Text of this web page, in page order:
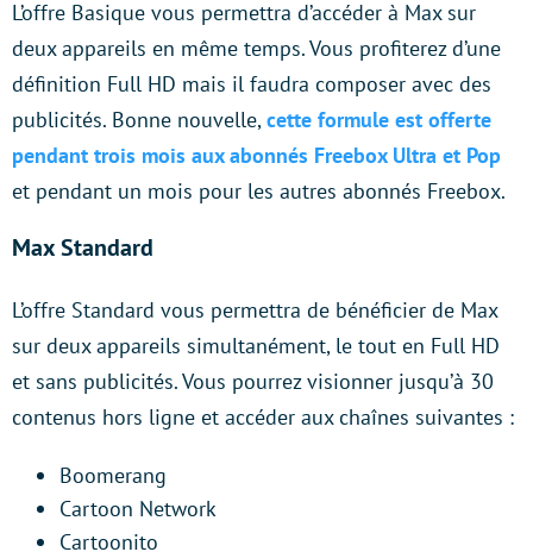
L’offre Basique vous permettra d’accéder à Max sur
deux appareils en même temps. Vous profiterez d’une
définition Full HD mais il faudra composer avec des
publicités. Bonne nouvelle,cette formule est offerte
pendant trois mois aux abonnés Freebox Ultra et Pop
et pendant un mois pour les autres abonnés Freebox.
Max Standard
L’offre Standard vous permettra de bénéficier de Max
sur deux appareils simultanément, le tout en Full HD
et sans publicités. Vous pourrez visionner jusqu’à 30
contenus hors ligne et accéder aux chaînes suivantes :
Boomerang
Cartoon Network
Cartoonito